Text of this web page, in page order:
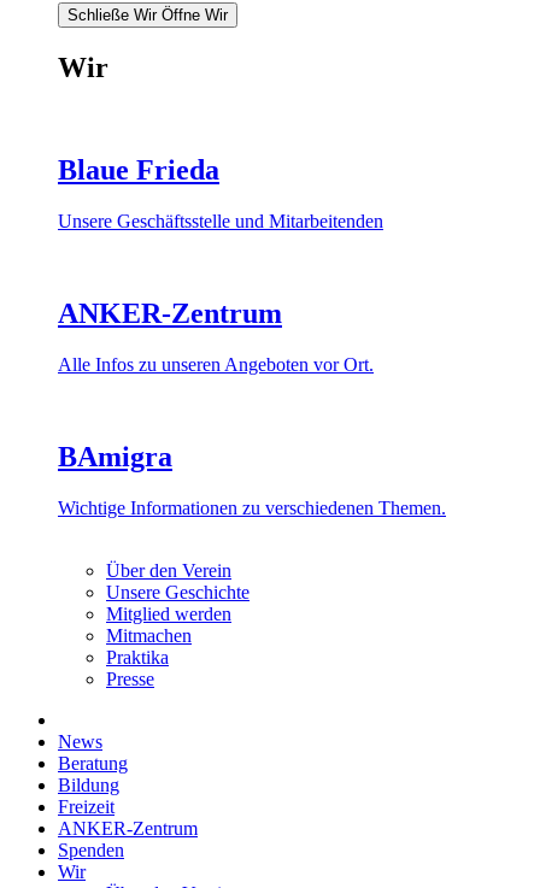
Schließe Wir Öffne Wir
Wir
Blaue Frieda
Unsere Geschäftsstelle und Mitarbeitenden
ANKER-Zentrum
Alle Infos zu unseren Angeboten vor Ort.
BAmigra
Wichtige Informationen zu verschiedenen Themen.
Über den Verein
Unsere Geschichte
Mitglied werden
Mitmachen
Praktika
Presse
News
Beratung
Bildung
Freizeit
ANKER-Zentrum
Spenden
Wir